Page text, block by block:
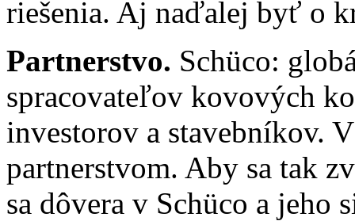
riešenia. Aj naďalej byť o
Partnerstvo. Schüco:
spracovateľov kovových
investorov a stavebníkov.
partnerstvom. Aby sa tak
sa dôvera v Schüco a jeho